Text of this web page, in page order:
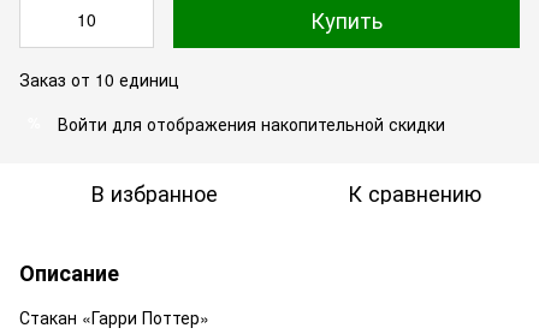
Купить
Заказ от 10 единиц
Войти для отображения накопительной скидки
В избранное К сравнению
Описание
Стакан «Гарри Поттер»